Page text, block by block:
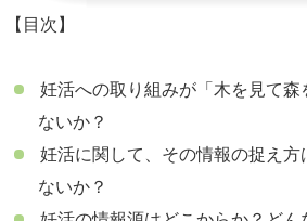
【目次】
妊活への取り組みが「木を見て森
ないか？
妊活に関して、その情報の捉え方
ないか？